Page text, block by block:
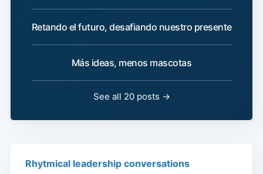
Retando el futuro, desafiando nuestro presente
Más ideas, menos mascotas
See all 20 posts →
Rhytmical leadership conversations